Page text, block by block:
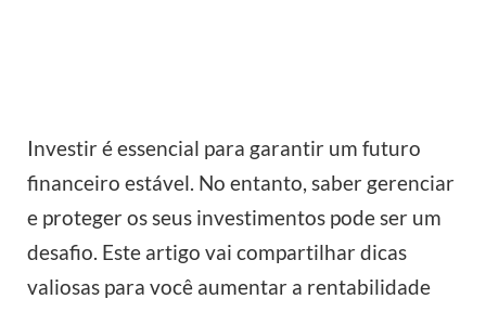
Investir é essencial para garantir um futuro
financeiro estável. No entanto, saber gerenciar
e proteger os seus investimentos pode ser um
desafio. Este artigo vai compartilhar dicas
valiosas para você aumentar a rentabilidade